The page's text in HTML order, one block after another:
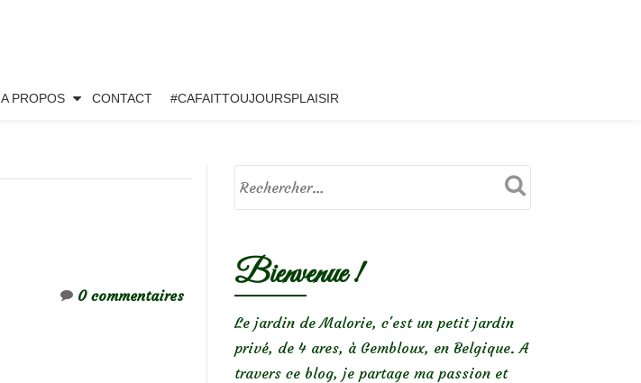
A PROPOS CONTACT #CAFAITTOUJOURSPLAISIR
0 commentaires
Bienvenue !
Le jardin de Malorie, c'est un petit jardin
privé, de 4 ares, à Gembloux, en Belgique. A
travers ce blog, je partage ma passion et